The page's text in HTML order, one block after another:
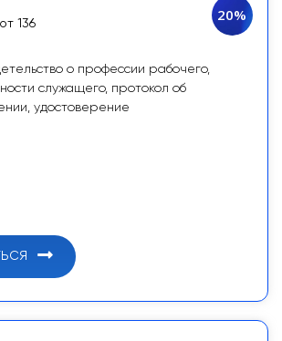
от 136
о профессии рабочего,
служащего, протокол об
удостоверение
20%